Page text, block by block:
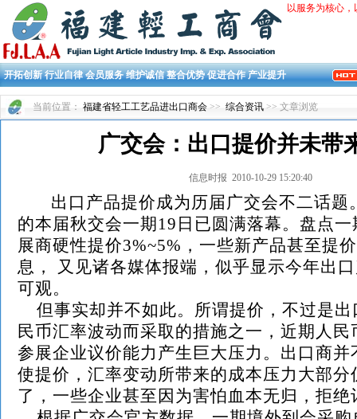
以服务为核心
开拓创新 行业自律 会员服务 维护诚信 整合优势 促进合作 产业提升
当前位置： 福建省轻工工艺品进出口商会 >> 综合资讯 >> 文章浏览
广交会：出口提价并未带
信息时报 2010-10-29 15:20:40
出口产品提价成为历届广交会不二话题
的本届秋交会一期19日已圆满落幕。盘点
展商硬性提价3%~5%，一些新产品甚至提
息， 又见诸各媒体报端，似乎显示今年出
可观。
但事实却并不如此。所谓提价，不过是出
民币汇率波动而采取的措施之一，近期人
参展企业议价能力产生巨大压力。出口商并
使提价，汇率变动所带来的成本压力大部分
了，一些企业甚至因为害怕血本无归，拒